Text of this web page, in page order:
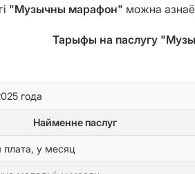
"Музычны марафон" можна
Тарыфы на паслугу
года
Найменне паслуг
плата, у месяц